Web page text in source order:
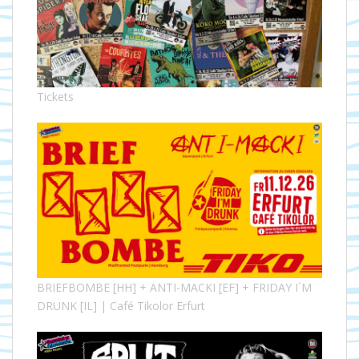
Tickets
BRIEFBOMBE [HH] + ANTI-MACKI [EF] + FRIDAY I´M
DRUNK [IL] | Café Tikolor Erfurt